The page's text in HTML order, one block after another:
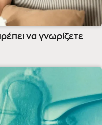
να γνωρίζετε